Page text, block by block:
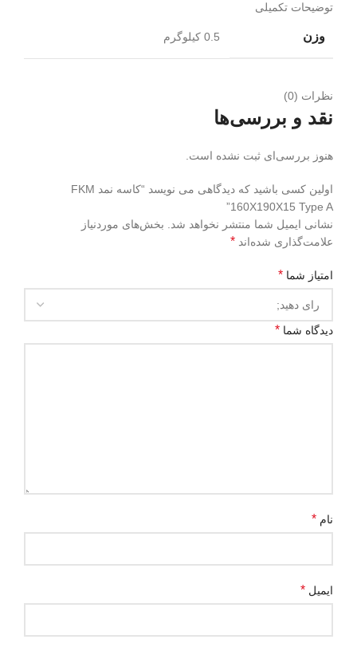
توضیحات تکمیلی
وزن 0.5 کیلوگرم
نظرات (0)
نقد و بررسی‌ها
هنوز بررسی‌ای ثبت نشده است.
اولین کسی باشید که دیدگاهی می نویسد “کاسه نمد FKM
160X190X15 Type A”
نشانی ایمیل شما منتشر نخواهد شد.
بخش‌های موردنیاز
علامت‌گذاری شده‌اند *
امتیاز شما *
دیدگاه شما *
نام *
ایمیل *